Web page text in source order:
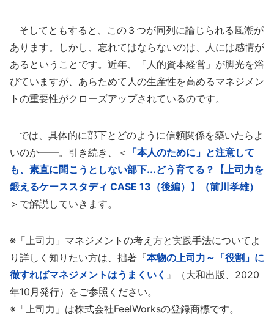
そしてともすると、この３つが同列に論じられる風潮が
あります。しかし、忘れてはならないのは、人には感情が
あるということです。近年、「人的資本経営」が脚光を浴
びていますが、あらためて人の生産性を高めるマネジメン
トの重要性がクローズアップされているのです。
では、具体的に部下とどのように信頼関係を築いたらよ
いのか――。引き続き、＜
「本人のために」と注意して
も、素直に聞こうとしない部下...どう育てる？【上司力を
鍛えるケーススタディ CASE 13（後編）】（前川孝雄）
＞で解説していきます。
※「上司力」マネジメントの考え方と実践手法についてよ
り詳しく知りたい方は、拙著『本物の上司力～「役割」に
徹すればマネジメントはうまくいく 』（大和出版、2020
年10月発行）をご参照ください。
※「上司力」は株式会社FeelWorksの登録商標です。